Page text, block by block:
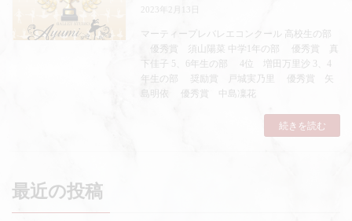
2023年2月13日
マーティープレバレエコンクール 高校生の部
優秀賞 須山陽菜 中学1年の部 優秀賞 真
下佳子 5、6年生の部 4位 増田万里沙 3、4
年生の部 奨励賞 戸城実乃里 優秀賞 矢
島明依 優秀賞 中島凜花
続きを読む
最近の投稿